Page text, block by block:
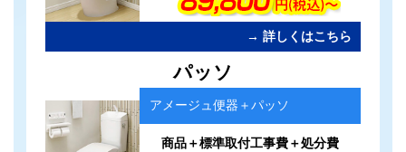
→ 詳しくはこちら
ン
ク
パッソ
アメージュ便器＋パッソ
商品＋標準取付工事費＋処分費